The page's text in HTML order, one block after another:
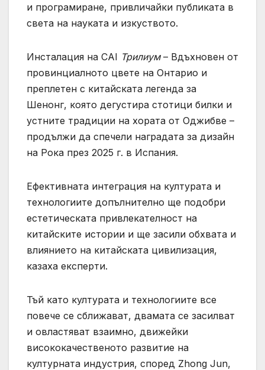
и програмиране, привличайки публиката в
света на науката и изкуството.
Инсталация на CAI Трилиум– Вдъхновен от
провинциалното цвете на Онтарио и
преплетен с китайската легенда за
Шенонг, която дегустира стотици билки и
устните традиции на хората от Оджибве –
продължи да спечели наградата за дизайн
на Рока през 2025 г. в Испания.
Ефективната интеграция на културата и
технологиите допълнително ще подобри
естетическата привлекателност на
китайските истории и ще засили обхвата и
влиянието на китайската цивилизация,
казаха експерти.
Тъй като културата и технологиите все
повече се сближават, двамата се засилват
и овластяват взаимно, движейки
висококачественото развитие на
културната индустрия, според Zhong Jun,